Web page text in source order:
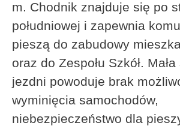
m. Chodnik znajduje się po
południowej i zapewnia
pieszą do zabudowy
oraz do Zespołu Szkół.
jezdni powoduje brak
wyminięcia samochodów,
niebezpieczeństwo dla